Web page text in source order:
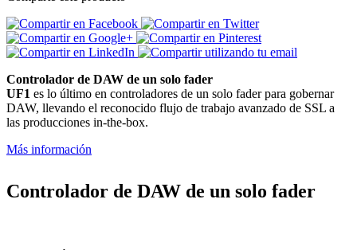
Controlador de DAW de un solo fader
UF1 es lo último en controladores de un solo fader para gobernar
DAW, llevando el reconocido flujo de trabajo avanzado de SSL a
las producciones in-the-box.
Más información
Controlador de DAW de un solo fader